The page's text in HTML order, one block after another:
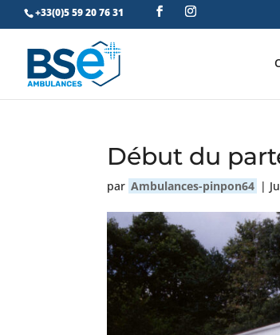
+33(0)5 59 20 76 31
Début du
par Ambulances-pinpon64 |